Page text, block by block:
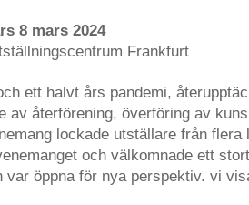
8 mars 2024
Frankfurt
ett halvt års pandemi,
av återförening, överföring av
lockade utställare från
och välkomnade ett
var öppna för nya perspektiv. vi